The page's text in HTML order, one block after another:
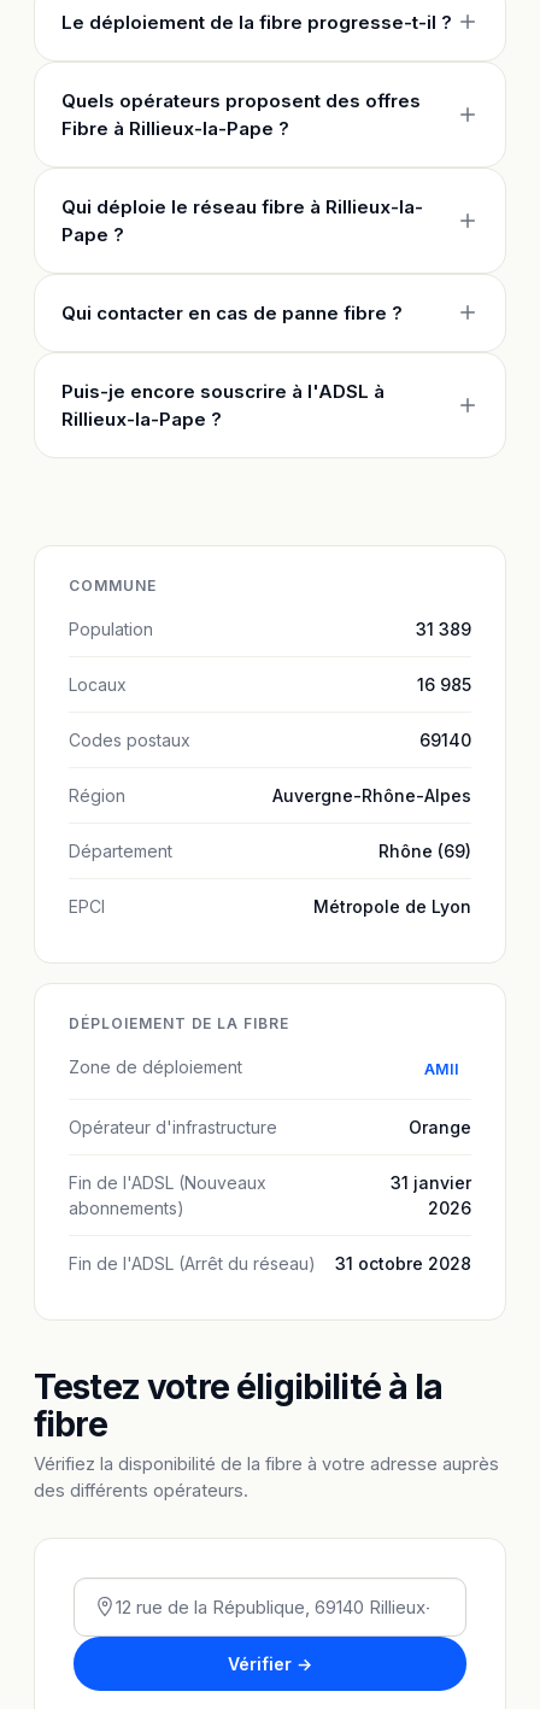
Le déploiement de la fibre progresse-t-il ?
Quels opérateurs proposent des offres
Fibre à Rillieux-la-Pape ?
Qui déploie le réseau fibre à Rillieux-la-
Pape ?
Qui contacter en cas de panne fibre ?
Puis-je encore souscrire à l'ADSL à
Rillieux-la-Pape ?
COMMUNE
Population 31 389
Locaux 16 985
Codes postaux 69140
Région Auvergne-Rhône-Alpes
Département Rhône (69)
EPCI Métropole de Lyon
DÉPLOIEMENT DE LA FIBRE
Zone de déploiement AMII
Opérateur d'infrastructure Orange
Fin de l'ADSL (Nouveaux
abonnements)
31 janvier
2026
Fin de l'ADSL (Arrêt du réseau) 31 octobre 2028
Testez votre éligibilité à la
fibre
Vérifiez la disponibilité de la fibre à votre adresse auprès
des différents opérateurs.
Vérifier →